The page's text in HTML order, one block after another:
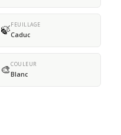
🍃FEUILLAGE
Caduc
🎨COULEUR
Blanc